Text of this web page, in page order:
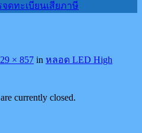
ดทะเบียนเสียภาษี
× 857 in หลอด LED High
currently closed.